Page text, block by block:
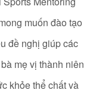
muốn đào tạo
đề nghị giúp các
mẹ vị thành niên
khỏe thể chất và